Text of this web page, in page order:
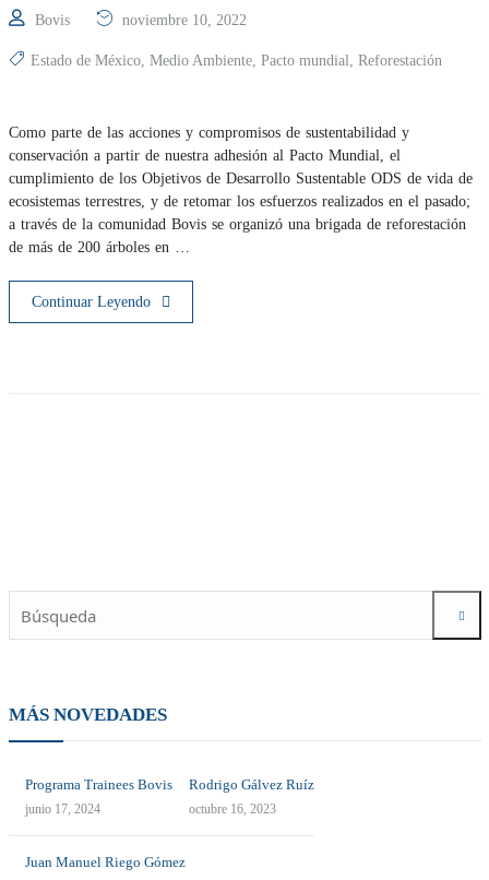
Bovis noviembre 10, 2022
Estado de México, Medio Ambiente, Pacto mundial, Reforestación
Como parte de las acciones y compromisos de sustentabilidad y
conservación a partir de nuestra adhesión al Pacto Mundial, el
cumplimiento de los Objetivos de Desarrollo Sustentable ODS de vida de
ecosistemas terrestres, y de retomar los esfuerzos realizados en el pasado;
a través de la comunidad Bovis se organizó una brigada de reforestación
de más de 200 árboles en …
Continuar Leyendo
MÁS NOVEDADES
Programa Trainees Bovis
junio 17, 2024
Rodrigo Gálvez Ruíz
octubre 16, 2023
Juan Manuel Riego Gómez